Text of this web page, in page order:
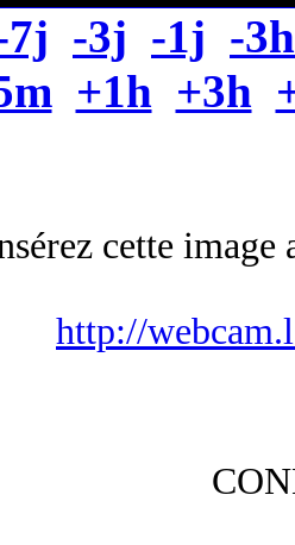
7j -3j -1j -3h
+1h +3h
cette
http://